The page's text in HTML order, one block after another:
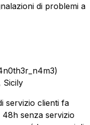
di problemi a
Sicily
servizio clienti fa
senza servizio